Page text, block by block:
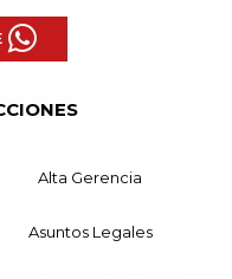
Alta Gerencia
Asuntos Legales